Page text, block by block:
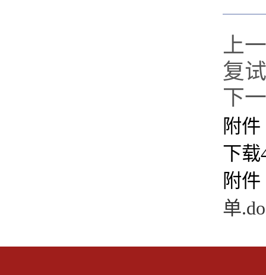
上
复
下
附件
下载
附件
单